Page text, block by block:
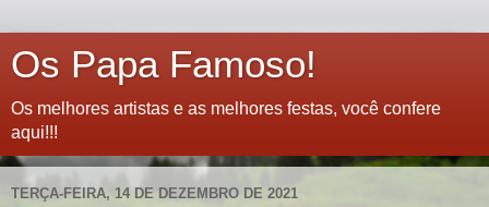
Os Papa Famoso!
Os melhores artistas e as melhores festas, você confere
aqui!!!
TERÇA-FEIRA, 14 DE DEZEMBRO DE 2021